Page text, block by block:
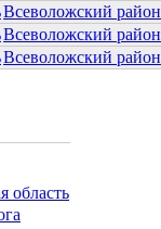
Всеволожский район
Всеволожский район
Всеволожский район
область